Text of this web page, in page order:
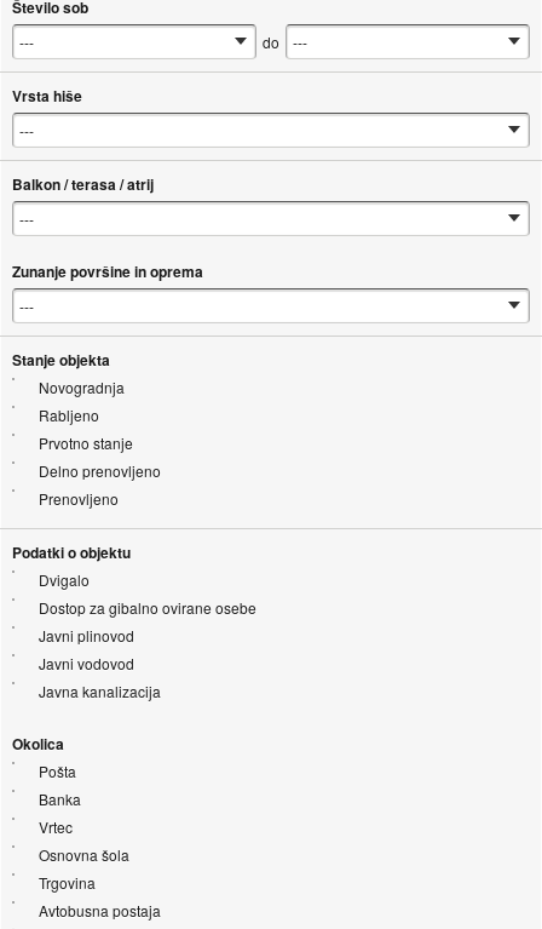
Število sob
do
Vrsta hiše
Balkon / terasa / atrij
Zunanje površine in oprema
Stanje objekta
Novogradnja
Rabljeno
Prvotno stanje
Delno prenovljeno
Prenovljeno
Podatki o objektu
Dvigalo
Dostop za gibalno ovirane osebe
Javni plinovod
Javni vodovod
Javna kanalizacija
Okolica
Pošta
Banka
Vrtec
Osnovna šola
Trgovina
Avtobusna postaja